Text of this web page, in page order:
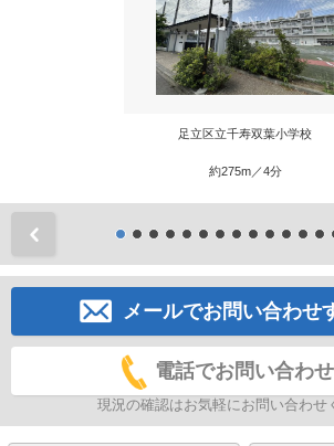
足立区立千寿双葉小学校
約275m／4分
メールでお問い合わせ
電話でお問い合わ
現況の確認はお気軽にお問い合わせ